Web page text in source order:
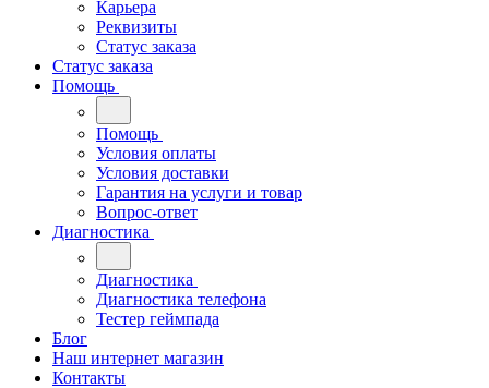
Карьера
Реквизиты
Статус заказа
Статус заказа
Помощь
Помощь
Условия оплаты
Условия доставки
Гарантия на услуги и товар
Вопрос-ответ
Диагностика
Диагностика
Диагностика телефона
Тестер геймпада
Блог
Наш интернет магазин
Контакты